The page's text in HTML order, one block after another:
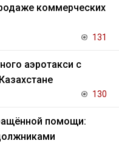
коммерческих
131
аэротакси с
130
помощи: